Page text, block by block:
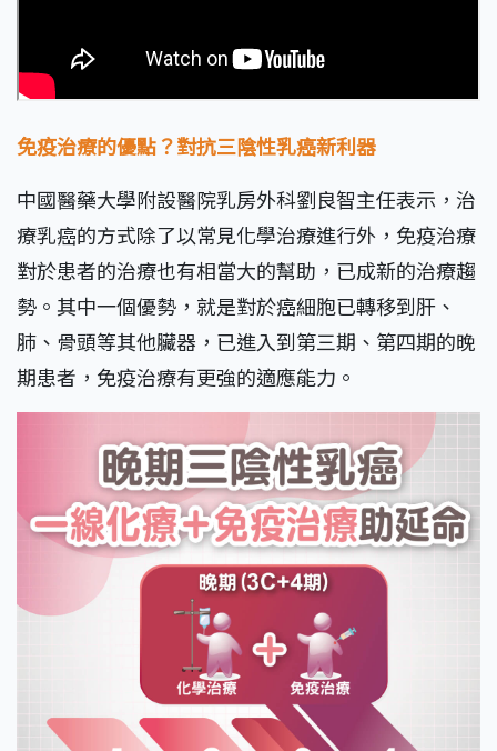
免疫治療的優點？對抗三陰性乳癌新利器
中國醫藥大學附設醫院乳房外科劉良智主任表示，治
療乳癌的方式除了以常見化學治療進行外，免疫治療
對於患者的治療也有相當大的幫助，已成新的治療趨
勢。其中一個優勢，就是對於癌細胞已轉移到肝、
肺、骨頭等其他臟器，已進入到第三期、第四期的晚
期患者，免疫治療有更強的適應能力。